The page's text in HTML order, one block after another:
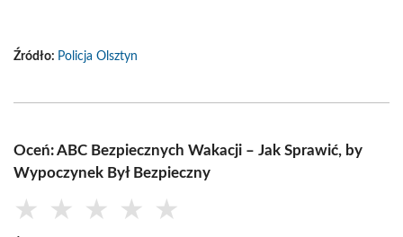
Źródło: Policja Olsztyn
Oceń: ABC Bezpiecznych Wakacji – Jak Sprawić, by
Wypoczynek Był Bezpieczny
★ ★ ★ ★ ★